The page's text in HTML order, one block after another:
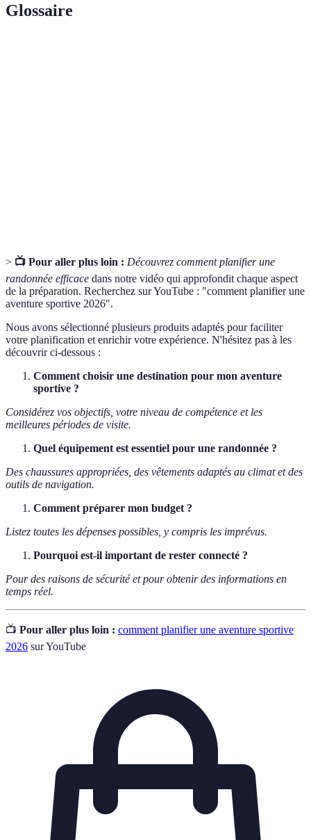
Glossaire
> 📺 Pour aller plus loin : Découvrez comment planifier une
randonnée efficace dans notre vidéo qui approfondit chaque aspect
de la préparation. Recherchez sur YouTube : "comment planifier une
aventure sportive 2026".
Nous avons sélectionné plusieurs produits adaptés pour faciliter
votre planification et enrichir votre expérience. N'hésitez pas à les
découvrir ci-dessous :
Comment choisir une destination pour mon aventure
sportive ?
Considérez vos objectifs, votre niveau de compétence et les
meilleures périodes de visite.
Quel équipement est essentiel pour une randonnée ?
Des chaussures appropriées, des vêtements adaptés au climat et des
outils de navigation.
Comment préparer mon budget ?
Listez toutes les dépenses possibles, y compris les imprévus.
Pourquoi est-il important de rester connecté ?
Pour des raisons de sécurité et pour obtenir des informations en
temps réel.
📺 Pour aller plus loin : comment planifier une aventure sportive
2026 sur YouTube